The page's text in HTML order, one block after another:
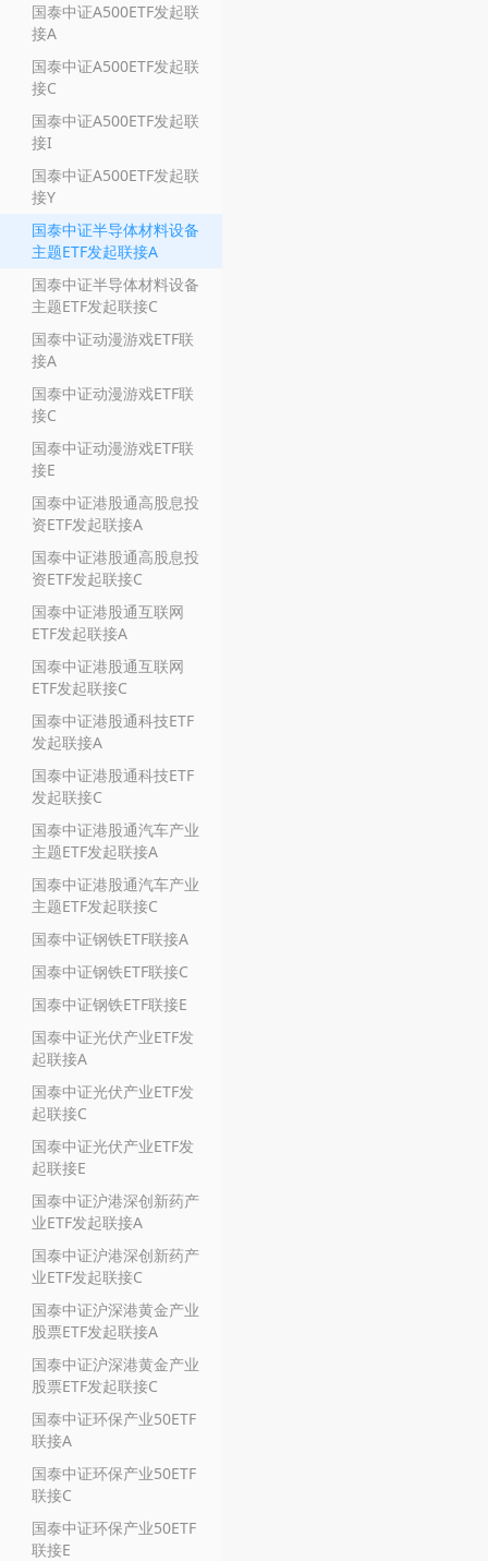
国泰中证A500ETF发起联
接A
国泰中证A500ETF发起联
接C
国泰中证A500ETF发起联
接I
国泰中证A500ETF发起联
接Y
国泰中证半导体材料设备
主题ETF发起联接A
国泰中证半导体材料设备
主题ETF发起联接C
国泰中证动漫游戏ETF联
接A
国泰中证动漫游戏ETF联
接C
国泰中证动漫游戏ETF联
接E
国泰中证港股通高股息投
资ETF发起联接A
国泰中证港股通高股息投
资ETF发起联接C
国泰中证港股通互联网
ETF发起联接A
国泰中证港股通互联网
ETF发起联接C
国泰中证港股通科技ETF
发起联接A
国泰中证港股通科技ETF
发起联接C
国泰中证港股通汽车产业
主题ETF发起联接A
国泰中证港股通汽车产业
主题ETF发起联接C
国泰中证钢铁ETF联接A
国泰中证钢铁ETF联接C
国泰中证钢铁ETF联接E
国泰中证光伏产业ETF发
起联接A
国泰中证光伏产业ETF发
起联接C
国泰中证光伏产业ETF发
起联接E
国泰中证沪港深创新药产
业ETF发起联接A
国泰中证沪港深创新药产
业ETF发起联接C
国泰中证沪深港黄金产业
股票ETF发起联接A
国泰中证沪深港黄金产业
股票ETF发起联接C
国泰中证环保产业50ETF
联接A
国泰中证环保产业50ETF
联接C
国泰中证环保产业50ETF
联接E